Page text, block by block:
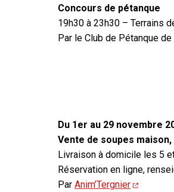
Concours de pétanque
19h30 à 23h30 – Terrains
Par le Club de Pétanque
Du 1er au 29 novembre
Vente de soupes
Livraison à domicile les 5
Réservation en ligne,
Par Anim’Tergnier